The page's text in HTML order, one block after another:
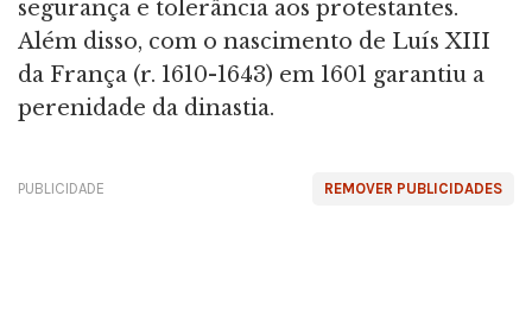
segurança e tolerância aos protestantes.
Além disso, com o nascimento de Luís XIII
da França (r. 1610-1643) em 1601 garantiu a
perenidade da dinastia.
REMOVER PUBLICIDADES
PUBLICIDADE